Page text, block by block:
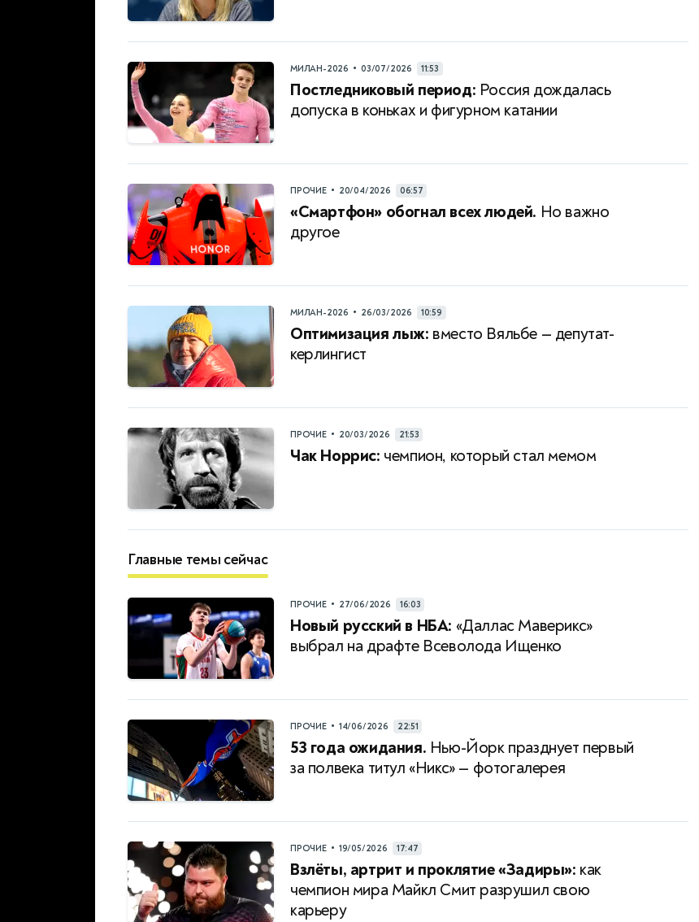
МИЛАН-2026 • 03/07/2026 11:53
Постледниковый период: Россия дождалась
допуска в коньках и фигурном катании
ПРОЧИЕ • 20/04/2026 06:57
«Смартфон» обогнал всех людей. Но важно
другое
МИЛАН-2026 • 26/03/2026 10:59
Оптимизация лыж: вместо Вяльбе — депутат-
керлингист
ПРОЧИЕ • 20/03/2026 21:53
Чак Норрис: чемпион, который стал мемом
Главные темы сейчас
ПРОЧИЕ • 27/06/2026 16:03
Новый русский в НБА: «Даллас Маверикс»
выбрал на драфте Всеволода Ищенко
ПРОЧИЕ • 14/06/2026 22:51
53 года ожидания. Нью-Йорк празднует первый
за полвека титул «Никс» — фотогалерея
ПРОЧИЕ • 19/05/2026 17:47
Взлёты, артрит и проклятие «Задиры»: как
чемпион мира Майкл Смит разрушил свою
карьеру